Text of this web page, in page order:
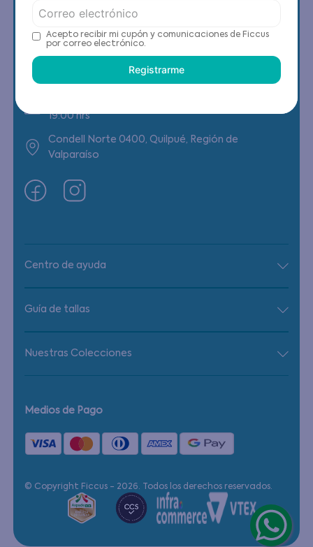
Contáctanos
(22) 6178818 - Compras Internet
19:00 hrs
Condell Norte 0400, Quilpué, Región de
Valparaíso
Centro de ayuda
Guía de tallas
Nuestras Colecciones
Medios de Pago
© Copyright Ficcus - 2026. Todos los derechos reservados.
Acepto recibir mi cupón y comunicaciones de Ficcus
por correo electrónico.
Registrarme